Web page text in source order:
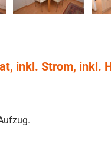
inkl. Strom, inkl.